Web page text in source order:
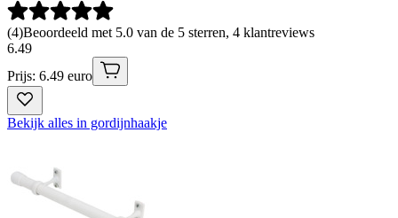
(4)Beoordeeld met 5.0 van de 5 sterren, 4 klantreviews
6.49
Prijs: 6.49 euro
Bekijk alles in gordijnhaakje